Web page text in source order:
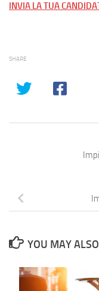
INVIA LA TUA
SHARE
YOU MAY